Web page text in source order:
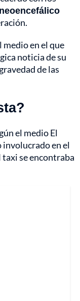
medio en el que
noticia de su
de las
el medio El
en el
se encontraba